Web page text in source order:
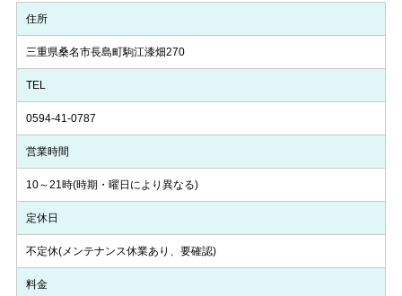
住所
三重県桑名市長島町駒江漆畑270
TEL
0594-41-0787
営業時間
10～21時(時期・曜日により異なる)
定休日
不定休(メンテナンス休業あり、要確認)
料金